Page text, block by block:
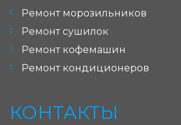
Ремонт морозильников
Ремонт сушилок
Ремонт кофемашин
Ремонт кондиционеров
КОНТАКТЫ